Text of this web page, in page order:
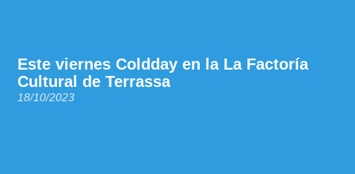
Este viernes Coldday en la La Factoría
Cultural de Terrassa
18/10/2023